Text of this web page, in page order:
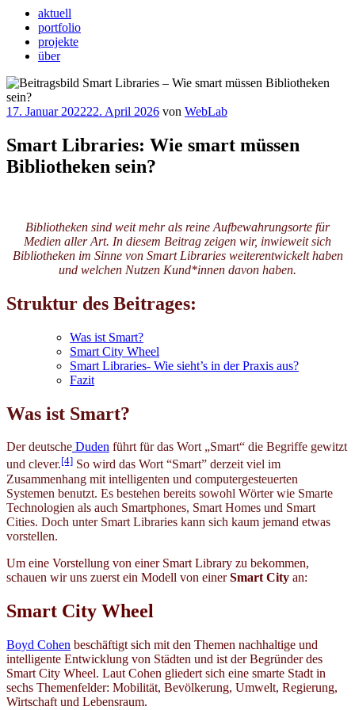
aktuell
portfolio
projekte
über
Veröffentlicht
17. Januar 202222. April 2026 von WebLab
Smart Libraries: Wie smart müssen
Bibliotheken sein?
Bibliotheken sind weit mehr als reine Aufbewahrungsorte für
Medien aller Art. In diesem Beitrag zeigen wir, inwieweit sich
Bibliotheken im Sinne von Smart Libraries weiterentwickelt haben
und welchen Nutzen Kund*innen davon haben.
Struktur des Beitrages:
Was ist Smart?
Smart City Wheel
Smart Libraries- Wie sieht’s in der Praxis aus?
Fazit
Was ist Smart?
Der deutsche Duden führt für das Wort „Smart“ die Begriffe gewitzt
und clever.[4] So wird das Wort “Smart” derzeit viel im
Zusammenhang mit intelligenten und computergesteuerten
Systemen benutzt. Es bestehen bereits sowohl Wörter wie Smarte
Technologien als auch Smartphones, Smart Homes und Smart
Cities. Doch unter Smart Libraries kann sich kaum jemand etwas
vorstellen.
Um eine Vorstellung von einer Smart Library zu bekommen,
schauen wir uns zuerst ein Modell von einerSmart City an:
Smart City Wheel
Boyd Cohen beschäftigt sich mit den Themen nachhaltige und
intelligente Entwicklung von Städten und ist der Begründer des
Smart City Wheel. Laut Cohen gliedert sich eine smarte Stadt in
sechs Themenfelder: Mobilität, Bevölkerung, Umwelt, Regierung,
Wirtschaft und Lebensraum.